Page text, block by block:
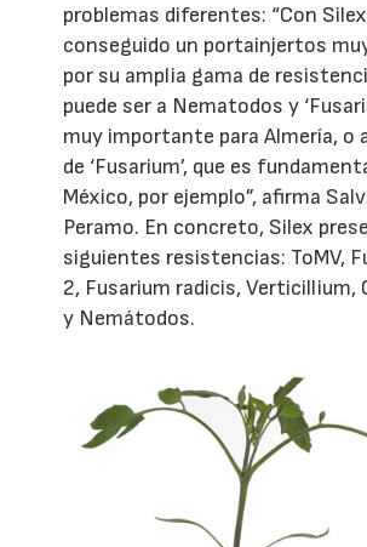
problemas diferentes: “Con
conseguido un portainjertos
por su amplia gama de
puede ser a Nematodos y
muy importante para Almería, o
de ‘Fusarium’, que es
México, por ejemplo”, afirma
Peramo. En concreto, Silex
siguientes resistencias: ToMV,
2, Fusarium radicis, Verticillium,
y Nemátodos.